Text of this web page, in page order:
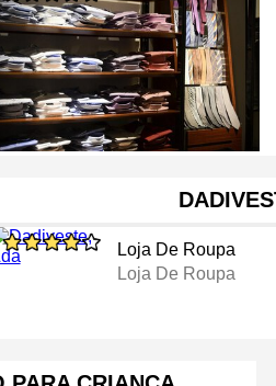
Loja De Roupa
Loja De Roupa